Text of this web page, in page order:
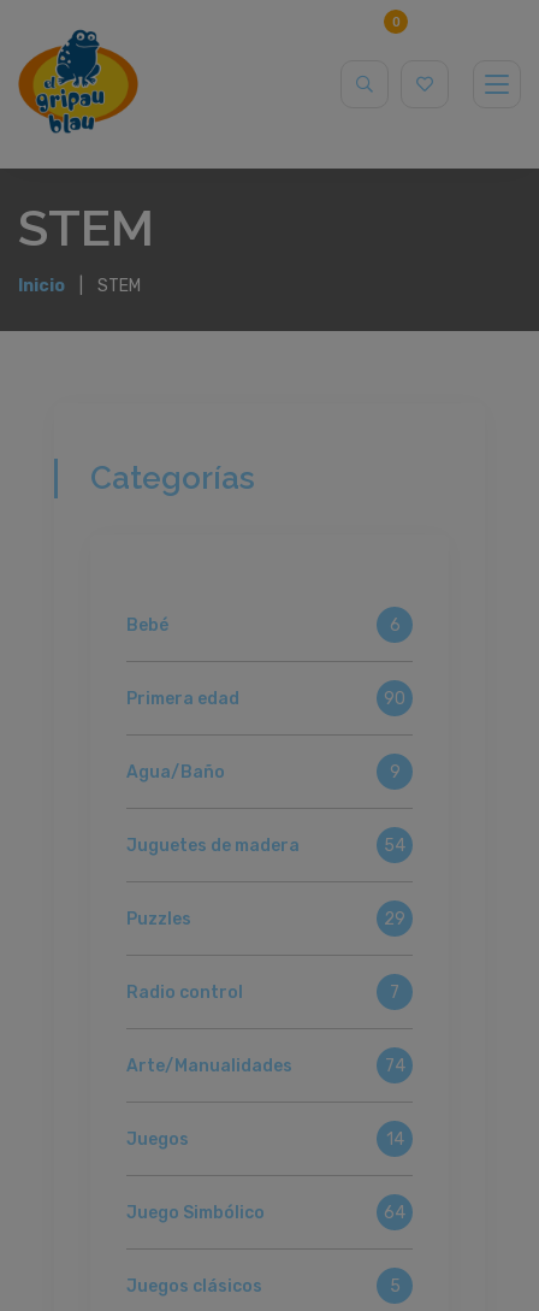
0
STEM
Inicio STEM
Categorías
Bebé 6
Primera edad 90
Agua/Baño 9
Juguetes de madera 54
Puzzles 29
Radio control 7
Arte/Manualidades 74
Juegos 14
Juego Simbólico 64
Juegos clásicos 5